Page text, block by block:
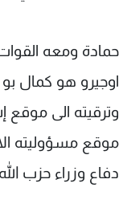
حمادة ومعه
اوجيرو هو كمال بو
وترقيته الى
موقع مسؤوليته
دفاع وزراء حزب